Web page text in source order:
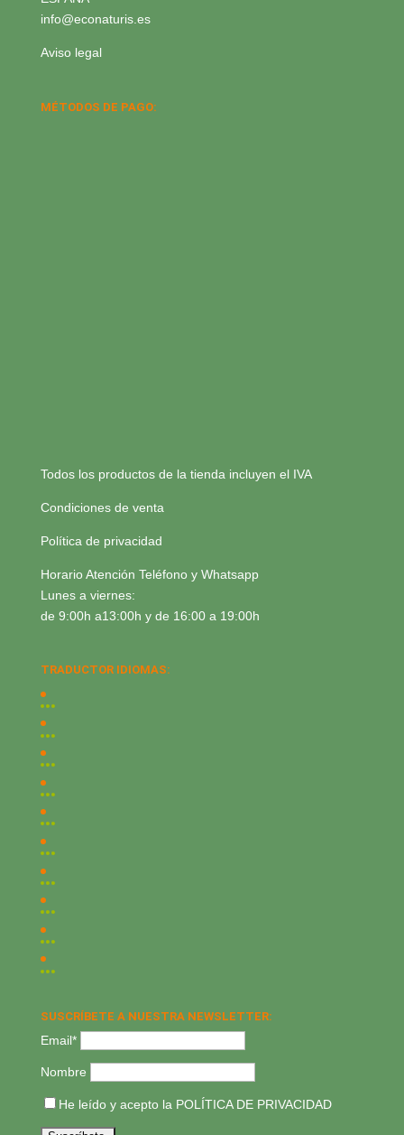
info@econaturis.es
Aviso legal
MÉTODOS DE PAGO:
Todos los productos de la tienda incluyen el IVA
Condiciones de venta
Política de privacidad
Horario Atención Teléfono y Whatsapp
Lunes a viernes:
de 9:00h a13:00h y de 16:00 a 19:00h
TRADUCTOR IDIOMAS:
SUSCRÍBETE A NUESTRA NEWSLETTER:
Email*
Nombre
He leído y acepto la POLÍTICA DE PRIVACIDAD